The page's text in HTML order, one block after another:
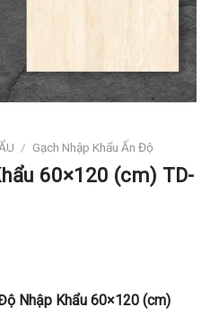
/ Gạch Nhập Khẩu Ấn Độ
60×120 (cm) TD-
Nhập Khẩu 60×120 (cm)